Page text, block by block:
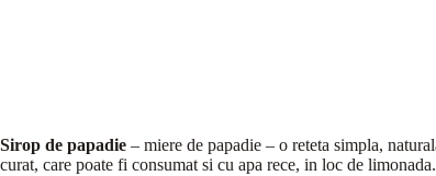
Sirop de papadie – miere de papadie – o reteta simpla,
curat, care poate fi consumat si cu apa rece, in loc de